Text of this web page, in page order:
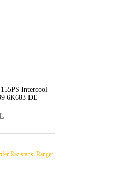
İntercool
6K683 DE